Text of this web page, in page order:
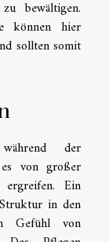
bewältigen.
können hier
sollten somit
der
von großer
ergreifen. Ein
in den
Gefühl von